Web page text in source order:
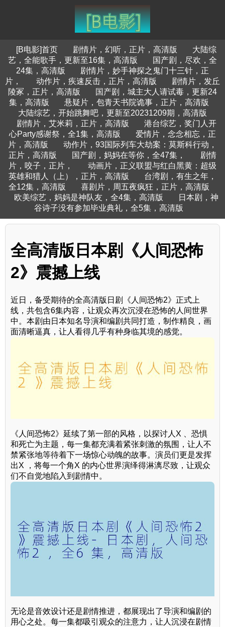
[B电影]首页 剧情片，幻听，正片，高清版
大陆综
艺，全能歌手，更新至16集，高清版
国产剧，尽欢，全
24集，高清版
剧情片，妙手神探之鬼门十三针，正
片，
动作片，疾速反击，正片，高清版
剧情片，发丘
陵冢，正片，高清版
国产剧，城主大人请试毒，更新24
集，高清版
悬疑片，包青天书院诡事，正片，高清版
大陆综艺，开始跳舞吧，更新至20231209期，高清版
剧情片，艾米莉，正片，高清版
港台综艺，奖门人开
心Party感谢祭，全1集，高清版
爱情片，念念相忘，正
片，高清版
动作片，93国际列车大劫案：莫斯科行动，
正片，高清版
国产剧，妈妈在等你，全47集，
剧情
片，咬子，正片，
动画片，正义联盟与红白黑黄：超级
英雄和猎人（上），正片，高清版
台湾剧，有生之年，
全12集，高清版
喜剧片，周五夜疯狂，正片，高清版
欧美综艺，妈妈是神队友，全4集，高清版
日本剧，神
谷诗子没有参加毕业典礼，全5集，高清版
全高清版日本剧《人间恐怖
2》震撼上线
近日，备受期待的全高清版日剧《人间恐怖2》正式上
线，共包含6集内容，让观众再次沉浸在恐怖的人间世界
中。本剧由日本知名导演和编剧共同打造，制作精良，画
面清晰逼真，让人看得几乎有种身临其境的感觉。
《人间恐怖2》延续了第一部的风格，以探讨人X 、恐惧
和死亡为主题，每一集都充满着紧张刺激的氛围，让人不
禁紧张地等待着下一场惊心动魄的故事。演员们更是发挥
出X ，将每一个角X 的内心世界演绎得淋漓尽致，让观众
们不自觉地陷入到剧情中。
无论是音效设计还是剧情推进，都展现出了导演和编剧的
用心之处。每一集都吸引观众的注意力，让人沉浸在剧情